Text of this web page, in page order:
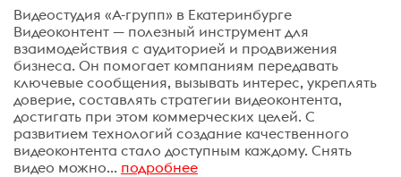
Видеостудия «А-групп» в Екатеринбурге
Видеоконтент — полезный инструмент для
взаимодействия с аудиторией и продвижения
бизнеса. Он помогает компаниям передавать
ключевые сообщения, вызывать интерес, укреплять
доверие, составлять стратегии видеоконтента,
достигать при этом коммерческих целей. С
развитием технологий создание качественного
видеоконтента стало доступным каждому. Снять
видео можно... подробнее